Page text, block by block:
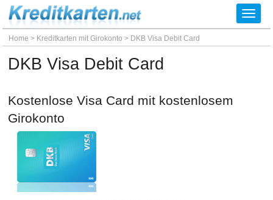
Home > Kreditkarten mit Girokonto > DKB Visa Debit Card
DKB Visa Debit Card
Kostenlose Visa Card mit kostenlosem
Girokonto